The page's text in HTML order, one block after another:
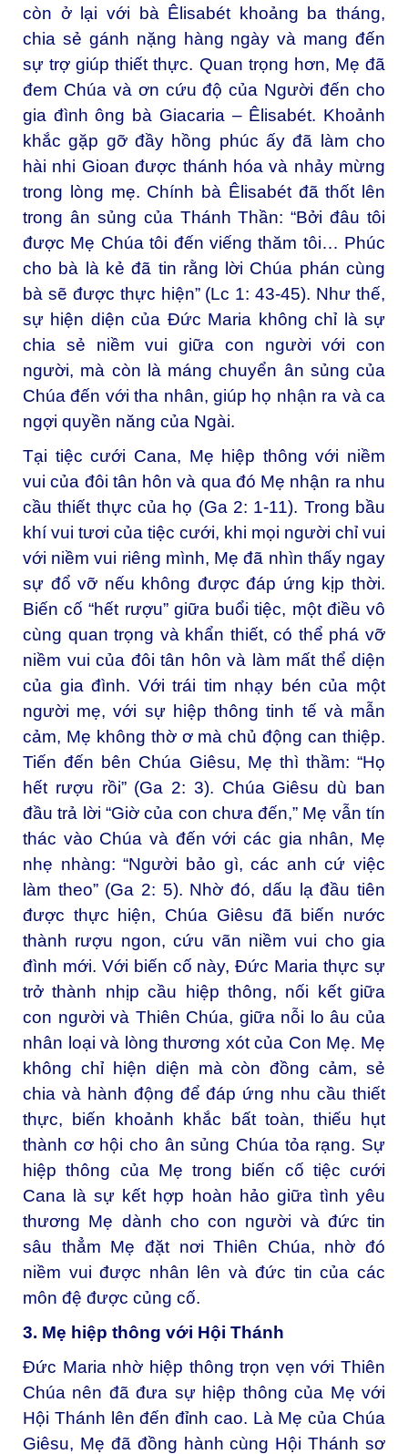
còn ở lại với bà Êlisabét khoảng ba tháng,
chia sẻ gánh nặng hàng ngày và mang đến
sự trợ giúp thiết thực. Quan trọng hơn, Mẹ đã
đem Chúa và ơn cứu độ của Người đến cho
gia đình ông bà Giacaria – Êlisabét. Khoảnh
khắc gặp gỡ đầy hồng phúc ấy đã làm cho
hài nhi Gioan được thánh hóa và nhảy mừng
trong lòng mẹ. Chính bà Êlisabét đã thốt lên
trong ân sủng của Thánh Thần: “Bởi đâu tôi
được Mẹ Chúa tôi đến viếng thăm tôi… Phúc
cho bà là kẻ đã tin rằng lời Chúa phán cùng
bà sẽ được thực hiện” (Lc 1: 43-45). Như thế,
sự hiện diện của Đức Maria không chỉ là sự
chia sẻ niềm vui giữa con người với con
người, mà còn là máng chuyển ân sủng của
Chúa đến với tha nhân, giúp họ nhận ra và ca
ngợi quyền năng của Ngài.
Tại tiệc cưới Cana, Mẹ hiệp thông với niềm
vui của đôi tân hôn và qua đó Mẹ nhận ra nhu
cầu thiết thực của họ (Ga 2: 1-11). Trong bầu
khí vui tươi của tiệc cưới, khi mọi người chỉ vui
với niềm vui riêng mình, Mẹ đã nhìn thấy ngay
sự đổ vỡ nếu không được đáp ứng kịp thời.
Biến cố “hết rượu” giữa buổi tiệc, một điều vô
cùng quan trọng và khẩn thiết, có thể phá vỡ
niềm vui của đôi tân hôn và làm mất thể diện
của gia đình. Với trái tim nhạy bén của một
người mẹ, với sự hiệp thông tinh tế và mẫn
cảm, Mẹ không thờ ơ mà chủ động can thiệp.
Tiến đến bên Chúa Giêsu, Mẹ thì thầm: “Họ
hết rượu rồi” (Ga 2: 3). Chúa Giêsu dù ban
đầu trả lời “Giờ của con chưa đến,” Mẹ vẫn tín
thác vào Chúa và đến với các gia nhân, Mẹ
nhẹ nhàng: “Người bảo gì, các anh cứ việc
làm theo” (Ga 2: 5). Nhờ đó, dấu lạ đầu tiên
được thực hiện, Chúa Giêsu đã biến nước
thành rượu ngon, cứu vãn niềm vui cho gia
đình mới. Với biến cố này, Đức Maria thực sự
trở thành nhịp cầu hiệp thông, nối kết giữa
con người và Thiên Chúa, giữa nỗi lo âu của
nhân loại và lòng thương xót của Con Mẹ. Mẹ
không chỉ hiện diện mà còn đồng cảm, sẻ
chia và hành động để đáp ứng nhu cầu thiết
thực, biến khoảnh khắc bất toàn, thiếu hụt
thành cơ hội cho ân sủng Chúa tỏa rạng. Sự
hiệp thông của Mẹ trong biến cố tiệc cưới
Cana là sự kết hợp hoàn hảo giữa tình yêu
thương Mẹ dành cho con người và đức tin
sâu thẳm Mẹ đặt nơi Thiên Chúa, nhờ đó
niềm vui được nhân lên và đức tin của các
môn đệ được củng cố.
3. Mẹ hiệp thông với Hội Thánh
Đức Maria nhờ hiệp thông trọn vẹn với Thiên
Chúa nên đã đưa sự hiệp thông của Mẹ với
Hội Thánh lên đến đỉnh cao. Là Mẹ của Chúa
Giêsu, Mẹ đã đồng hành cùng Hội Thánh sơ